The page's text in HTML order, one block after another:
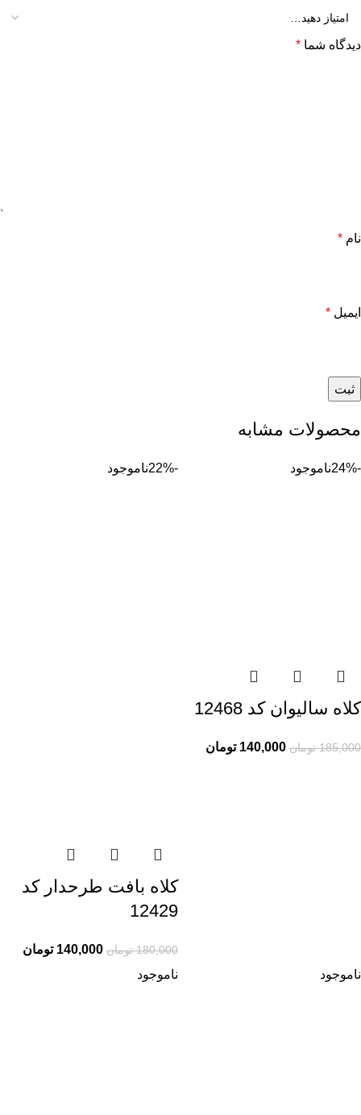
دیدگاه شما *
نام *
ایمیل *
محصولات مشابه
-24% ناموجود
کلاه سالیوان کد 12468
185,000 تومان 140,000 تومان
-22% ناموجود
کلاه بافت طرحدار کد
12429
180,000 تومان 140,000 تومان
ناموجود
ناموجود